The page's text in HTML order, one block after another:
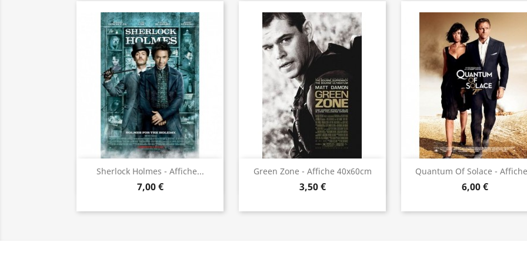
Sherlock Holmes - Affiche...
7,00 €
Aperçu rapide Green Zone - Affiche 40x60cm
3,50 €
Aperçu rapide Quantum Of Solace -
6,00 €
Aperçu rapide